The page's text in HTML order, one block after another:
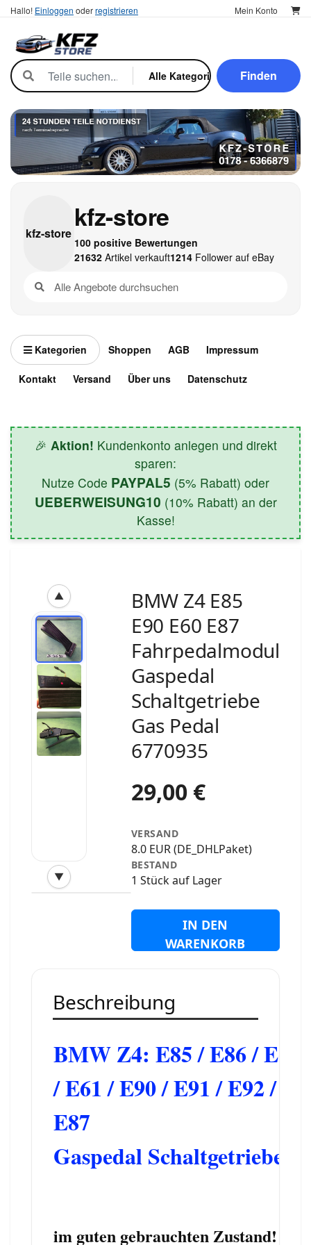
Hallo! Einloggen oderregistrieren Mein Konto
Finden
kfz-store
kfz-store
100 positive Bewertungen
21632Artikel verkauft1214Follower auf eBay
Kategorien Shoppen AGB Impressum
Kontakt Versand Über uns Datenschutz
🎉 Aktion! Kundenkonto anlegen und direkt
sparen:
Nutze Code PAYPAL5 (5% Rabatt) oder
UEBERWEISUNG10 (10% Rabatt) an der
Kasse!
▲
▼
‹
BMW Z4 E85
E90 E60 E87
Fahrpedalmodul
Gaspedal
Schaltgetriebe
Gas Pedal
6770935
29,00 €
VERSAND
8.0 EUR (DE_DHLPaket)
BESTAND
1 Stück auf Lager
IN DEN
WARENKORB
Beschreibung
BMWZ4: E85 / E86 /E60
/ E61 / E90 / E91 / E92 /
E87
Gaspedal Schaltgetriebe
im guten gebrauchten Zustand!